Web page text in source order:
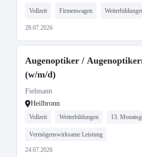
Vollzeit Firmenwagen
28.07.2026
Augenoptiker /
(w/m/d)
Fielmann
Heilbronn
Vollzeit Weiterbildungen 13.
Vermögenswirksame Leistung
24.07.2026